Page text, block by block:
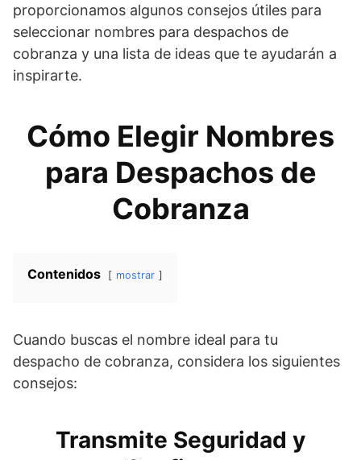
proporcionamos algunos consejos útiles para
seleccionar nombres para despachos de
cobranza y una lista de ideas que te ayudarán a
inspirarte.
Cómo Elegir Nombres
para Despachos de
Cobranza
Contenidos mostrar
Cuando buscas el nombre ideal para tu
despacho de cobranza, considera los siguientes
consejos:
Transmite Seguridad y